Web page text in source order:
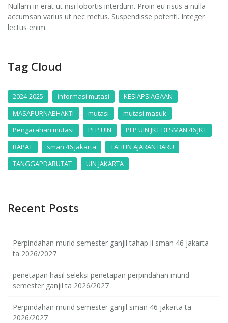
Nullam in erat ut nisi lobortis interdum. Proin eu risus a nulla
accumsan varius ut nec metus. Suspendisse potenti. Integer
lectus enim.
Tag Cloud
2024-2025 informasi mutasi
KESIAPSIAGAAN
MASAPURNABHAKTI
mutasi
mutasi masuk
Pengarahan mutasi
PLP UIN
PLP UIN JKT DI SMAN 46 JKT
RAPAT
sman 46 jakarta
TAHUN AJARAN BARU
TANGGAPDARUTAT
UIN JAKARTA
Recent Posts
Perpindahan murid semester ganjil tahap ii sman 46 jakarta
ta 2026/2027
penetapan hasil seleksi penetapan perpindahan murid
semester ganjil ta 2026/2027
Perpindahan murid semester ganjil sman 46 jakarta ta
2026/2027